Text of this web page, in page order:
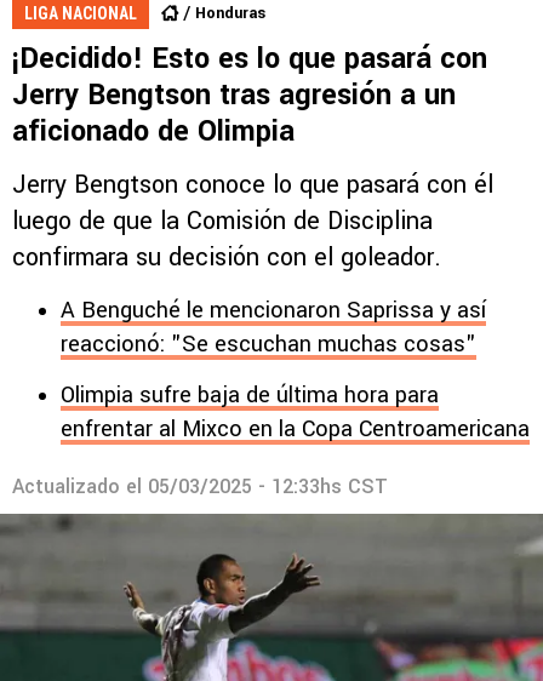
LIGA NACIONAL Honduras
¡Decidido! Esto es lo que pasará con
Jerry Bengtson tras agresión a un
aficionado de Olimpia
Jerry Bengtson conoce lo que pasará con él
luego de que la Comisión de Disciplina
confirmara su decisión con el goleador.
A Benguché le mencionaron Saprissa y así
reaccionó: "Se escuchan muchas cosas"
Olimpia sufre baja de última hora para
enfrentar al Mixco en la Copa Centroamericana
Actualizado el 05/03/2025 - 12:33hs CST